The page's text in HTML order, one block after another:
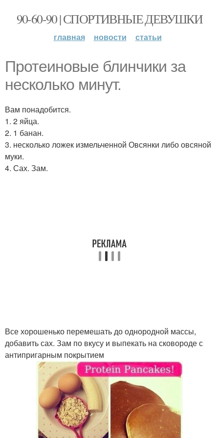
90-60-90 | СПОРТИВНЫЕ ДЕВУШКИ
главная новости статьи
Протеиновые блинчики за
несколько минут.
Вам понадобится.
1. 2 яйца.
2. 1 банан.
3. несколько ложек измельченной Овсянки либо овсяной
муки.
4. Сах. Зам.
Все хорошенько перемешать до однородной массы,
добавить сах. Зам по вкусу и выпекать на сковороде с
антипригарным покрытием